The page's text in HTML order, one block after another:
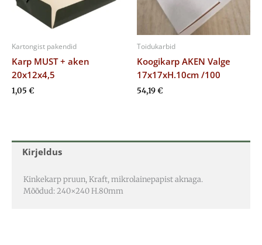
Kirjeldus
Kinkekarp pruun, Kraft, mikrolainepapist aknaga.
Mõõdud: 240×240 H.80mm
Kartongist pakendid
Karp MUST + aken
20x12x4,5
1,05 €
Toidukarbid
Koogikarp AKEN Valge
17x17xH.10cm /100
54,19€